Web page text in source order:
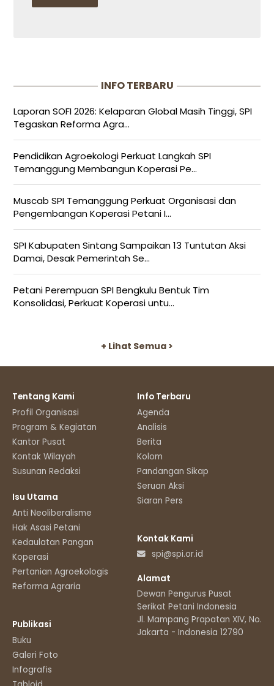
INFO TERBARU
Laporan SOFI 2026: Kelaparan Global Masih Tinggi, SPI
Tegaskan Reforma Agra...
Pendidikan Agroekologi Perkuat Langkah SPI
Temanggung Membangun Koperasi Pe...
Muscab SPI Temanggung Perkuat Organisasi dan
Pengembangan Koperasi Petani I...
SPI Kabupaten Sintang Sampaikan 13 Tuntutan Aksi
Damai, Desak Pemerintah Se...
Petani Perempuan SPI Bengkulu Bentuk Tim
Konsolidasi, Perkuat Koperasi untu...
+ Lihat Semua >
Tentang Kami
Profil Organisasi
Program & Kegiatan
Kantor Pusat
Kontak Wilayah
Susunan Redaksi
Isu Utama
Anti Neoliberalisme
Hak Asasi Petani
Kedaulatan Pangan
Koperasi
Pertanian Agroekologis
Reforma Agraria
Publikasi
Buku
Galeri Foto
Infografis
Info Terbaru
Agenda
Analisis
Berita
Kolom
Pandangan Sikap
Seruan Aksi
Siaran Pers
Kontak Kami
spi@spi.or.id
Alamat
Dewan Pengurus Pusat
Serikat Petani Indonesia
Jl. Mampang Prapatan XIV, No.11
Jakarta - Indonesia 12790